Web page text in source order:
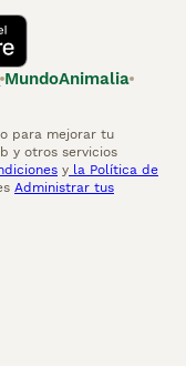
MundoAnimalia
para mejorar tu
y otros servicios
y la Política de
Administrar tus